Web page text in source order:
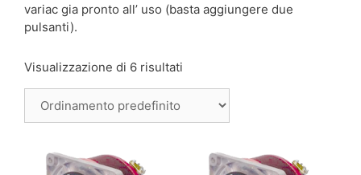
variac gia pronto all’ uso (basta aggiungere due
pulsanti).
Visualizzazione di 6 risultati